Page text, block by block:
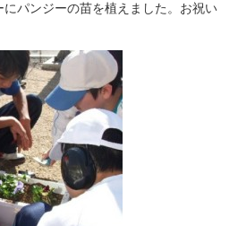
パンジーの苗を植えました。お祝い